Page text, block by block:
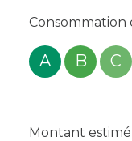
A B C
Montant